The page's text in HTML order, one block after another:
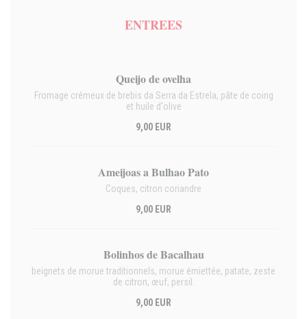
ENTREES
Queijo de ovelha
Fromage crémeux de brebis da Serra da Estrela, pâte de coing
et huile d'olive
9,00 EUR
Ameijoas a Bulhao Pato
Coques, citron coriandre
9,00 EUR
Bolinhos de Bacalhau
beignets de morue traditionnels, morue émiettée, patate, zeste
de citron, œuf, persil.
9,00 EUR